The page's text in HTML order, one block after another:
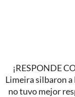
¡RESPONDE
Limeira silbaron a
no tuvo mejor